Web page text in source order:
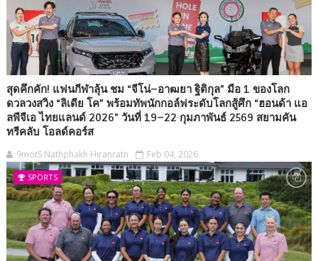
สุดคึกคัก! แฟนกีฬาลุ้น ชม “จีโน่–อาฒยา ฐิติกุล” มือ 1 ของโลก
ดวลวงสวิง “ลิเดีย โค” พร้อมทัพนักกอล์ฟระดับโลกสู้ศึก “ฮอนด้า แอ
ลพีจีเอ ไทยแลนด์ 2026” วันที่ 19–22 กุมภาพันธ์ 2569 สยามคัน
ทรีคลับ โอลด์คอร์ส
9motS Nathphakh Hiranratn Feb 04, 2026
SPORTS